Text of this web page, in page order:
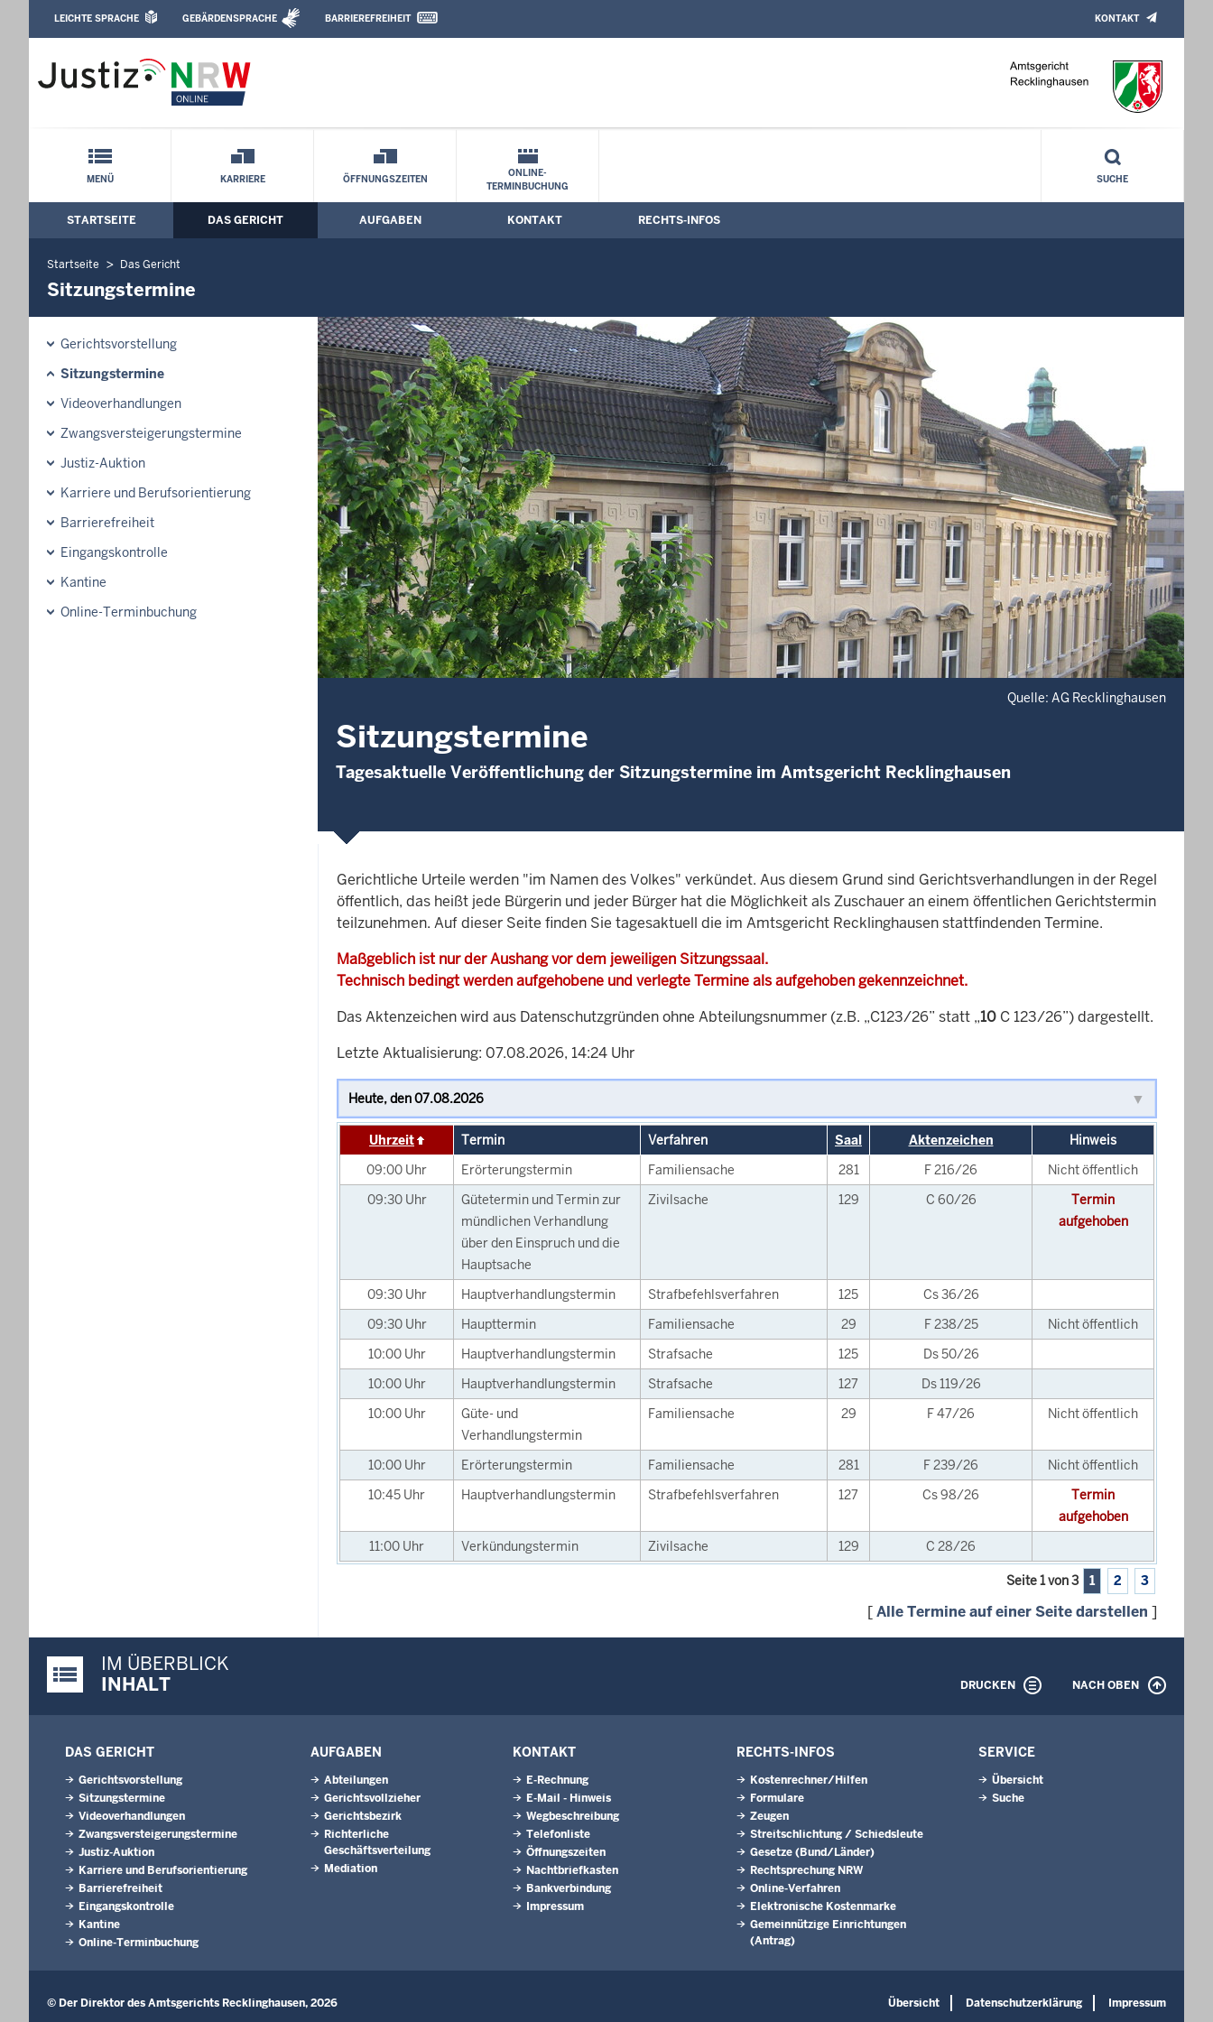
Amtsgericht Recklinghausen: Sitzungstermine
Leichte Sprache, Gebärdensprachenvideo und Kontaktformular
LEICHTE SPRACHE GEBÄRDENSPRACHE BARRIEREFREIHEIT KONTAKT
Schnellnavigation mit Volltext-Suche
MENÜ KARRIERE ÖFFNUNGSZEITEN
ONLINE-
TERMINBUCHUNG
SUCHE
Hauptmenü: Hauptnavigation
STARTSEITE DAS GERICHT AUFGABEN KONTAKT RECHTS-INFOS
Startseite Das Gericht
Sitzungstermine
Gerichtsvorstellung
Sitzungstermine
Videoverhandlungen
Zwangsversteigerungstermine
Justiz-Auktion
Karriere und Berufsorientierung
Barrierefreiheit
Eingangskontrolle
Kantine
Online-Terminbuchung
Quelle: AG Recklinghausen
Sitzungstermine
Tagesaktuelle Veröffentlichung der Sitzungstermine im Amtsgericht Recklinghausen
Gerichtliche Urteile werden "im Namen des Volkes" verkündet. Aus diesem Grund sind Gerichtsverhandlungen in der Regel
öffentlich, das heißt jede Bürgerin und jeder Bürger hat die Möglichkeit als Zuschauer an einem öffentlichen Gerichtstermin
teilzunehmen. Auf dieser Seite finden Sie tagesaktuell die im Amtsgericht Recklinghausen stattfindenden Termine.
Maßgeblich ist nur der Aushang vor dem jeweiligen Sitzungssaal.
Technisch bedingt werden aufgehobene und verlegte Termine als aufgehoben gekennzeichnet.
Das Aktenzeichen wird aus Datenschutzgründen ohne Abteilungsnummer (z.B. „C123/26” statt „10 C 123/26”) dargestellt.
Letzte Aktualisierung: 07.08.2026, 14:24 Uhr
Uhrzeit Termin Verfahren Saal Aktenzeichen
Hinweis
09:00 Uhr Erörterungstermin Familiensache 281 F 216/26
Nicht öffentlich
09:30 Uhr
Gütetermin und Termin zur
mündlichen Verhandlung
über den Einspruch und die
Hauptsache
Zivilsache 129 C 60/26
Termin
aufgehoben
09:30 Uhr Hauptverhandlungstermin Strafbefehlsverfahren 125
Cs 36/26
09:30 Uhr Haupttermin Familiensache 29 F 238/25
Nicht öffentlich
10:00 Uhr Hauptverhandlungstermin Strafsache 125
Ds 50/26
10:00 Uhr Hauptverhandlungstermin Strafsache 127
Ds 119/26
10:00 Uhr
Güte- und
Verhandlungstermin
Familiensache 29 F 47/26 Nicht öffentlich
10:00 Uhr Erörterungstermin Familiensache 281 F 239/26
Nicht öffentlich
10:45 Uhr Hauptverhandlungstermin Strafbefehlsverfahren 127 Cs 98/26
Termin
aufgehoben
11:00 Uhr Verkündungstermin Zivilsache 129 C 28/26
Seite 1 von 3 1 2 3
[Alle Termine auf einer Seite darstellen ]
Justiz-Portal im Überblick:
IM ÜBERBLICK
INHALT
DRUCKEN NACH OBEN
DAS GERICHT
Gerichtsvorstellung
Sitzungstermine
Videoverhandlungen
Zwangsversteigerungstermine
Justiz-Auktion
Karriere und Berufsorientierung
Barrierefreiheit
Eingangskontrolle
Kantine
Online-Terminbuchung
AUFGABEN
Abteilungen
Gerichtsvollzieher
Gerichtsbezirk
Richterliche
Geschäftsverteilung
Mediation
KONTAKT
E-Rechnung
E-Mail - Hinweis
Wegbeschreibung
Telefonliste
Öffnungszeiten
Nachtbriefkasten
Bankverbindung
Impressum
RECHTS-INFOS
Kostenrechner/Hilfen
Formulare
Zeugen
Streitschlichtung / Schiedsleute
Gesetze (Bund/Länder)
Rechtsprechung NRW
Online-Verfahren
Elektronische Kostenmarke
Gemeinnützige Einrichtungen
(Antrag)
SERVICE
Übersicht
Suche
Übersicht Datenschutzerklärung Impressum
© Der Direktor des Amtsgerichts Recklinghausen, 2026